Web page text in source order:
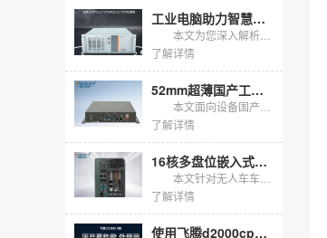
工业电脑助力智慧检测：解读DT-610X-JQ670MA
了解详情
52mm超薄国产工控机：小型设备国产化内嵌改造优选方案
了解详情
16核多盘位嵌入式无风扇工控机，适配无人车海量数据存储
了解详情
使用飞腾d2000cpu的国产工控机怎么选？